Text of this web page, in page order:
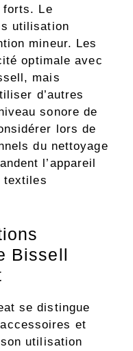
forts. Le
utilisation
mineur. Les
optimale avec
mais
d’autres
sonore de
lors de
du nettoyage
l’appareil
textiles
Bissell
se distingue
et
utilisation